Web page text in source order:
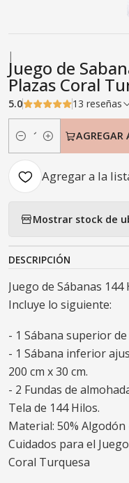
|
Juego de
Plazas Coral
5.0 13 reseñas
Cantidad
AGREGAR
Agregar a la
Mostrar stock de
DESCRIPCIÓN
Juego de Sábanas
Incluye lo siguiente:
- 1 Sábana superior de
- 1 Sábana inferior
200 cm x 30 cm.
- 2 Fundas de
Tela de 144 Hilos.
Material: 50% Algodón
Cuidados para el
Coral Turquesa